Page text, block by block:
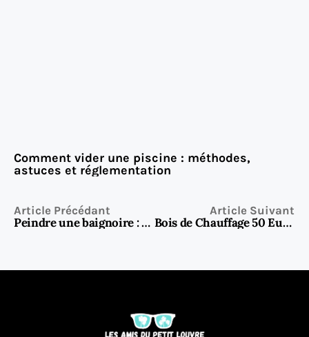
Comment vider une piscine : méthodes,
astuces et réglementation
Article Précédant
Peindre une baignoire : guide complet 2026 pour la rénover facilement
Article Suivant
Bois de Chauffage 50 Euros le Stère | Livraison Rapide 2026